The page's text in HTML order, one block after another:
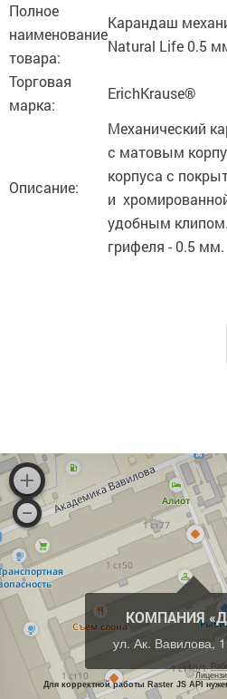
Полное
наименование
товара:
Карандаш
Natural Life 0.5
Торговая
марка:
ErichKrause®
Описание:
Механический
с матовым
корпуса с
и
удобным
грифеля - 0.5 мм.
КОМПАНИЯ
ул. Ак. Вавилова,
Для корректной работы Raster JS API